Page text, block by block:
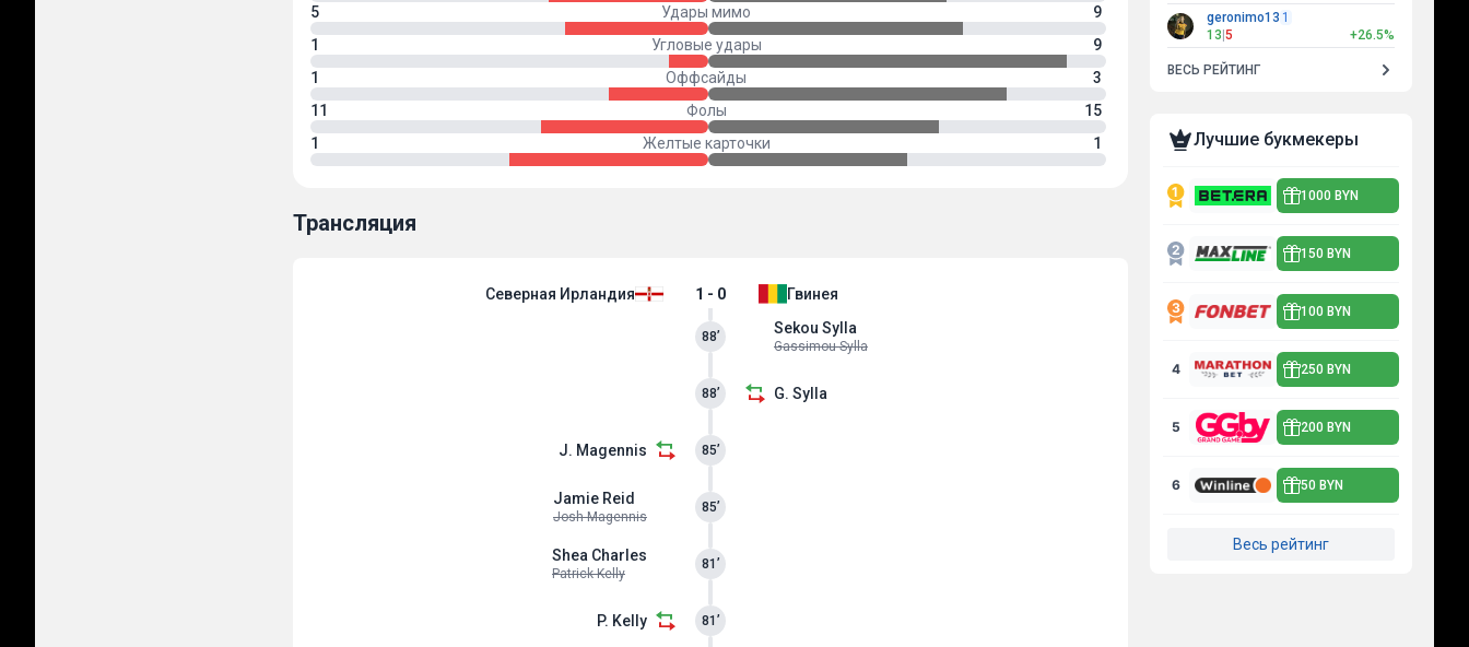
5
Удары мимо
9
1
Угловые удары
9
1
Оффсайды
3
11
Фолы
15
1
Желтые карточки 1
Трансляция
Северная Ирландия 1 - 0 Гвинея
P. Kelly 81’
Shea Charles
Patrick Kelly
81’
Jamie Reid
Josh Magennis
85’
J. Magennis 85’
88’ G. Sylla
88’ Sekou Sylla
Gassimou Sylla
geronimo13 1
13 5 +26.5%
ВЕСЬ РЕЙТИНГ
Лучшие букмекеры
1000 BYN
150 BYN
100 BYN
4 250 BYN
5 200 BYN
6 50 BYN
Весь рейтинг